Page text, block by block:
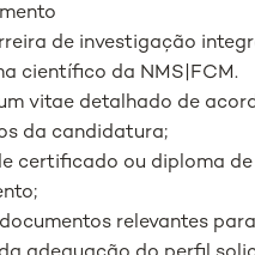
de investigação
científico da NMS|FCM.
vitae detalhado de
da candidatura;
certificado ou diploma de
relevantes